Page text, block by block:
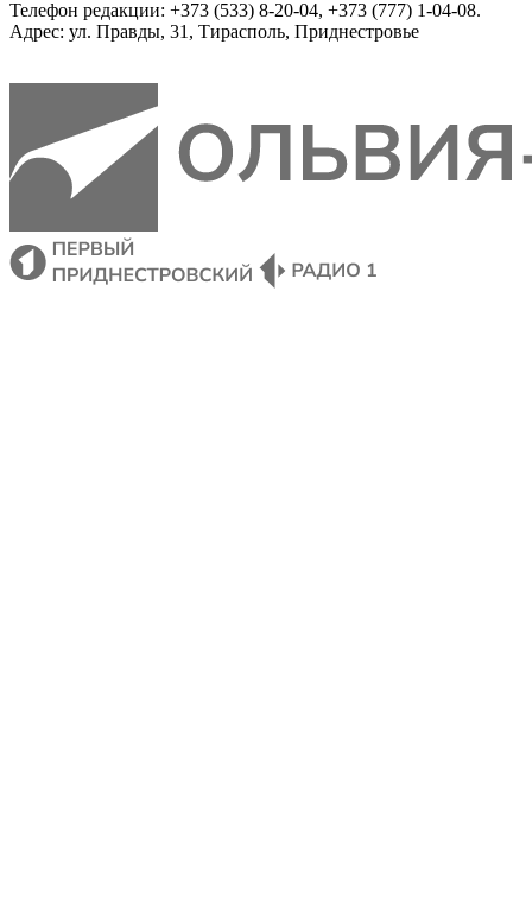
Телефон редакции: +373 (533) 8-20-04, +373 (777) 1-04-08.
Адрес: ул. Правды, 31, Тирасполь, Приднестровье